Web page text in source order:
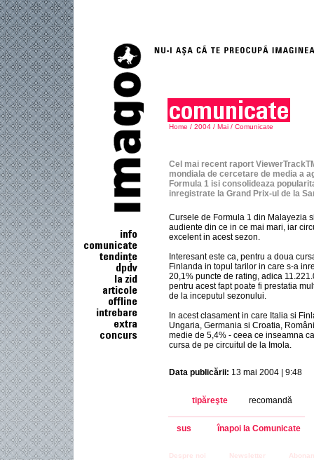
Home / 2004 / Mai / Comunicate
Cel mai recent raport
mondiala de cercetare de media a
Formula 1 isi consolideaza
inregistrate la Grand Prix-ul de la
Cursele de Formula 1 din Malayezia
audiente din ce in ce mai mari, iar
excelent in acest sezon.
Interesant este ca, pentru a doua
Finlanda in topul tarilor in care s-a
20,1% puncte de rating, adica
pentru acest fapt poate fi prestatia
de la inceputul sezonului.
In acest clasament in care Italia si
Ungaria, Germania si Croatia,
medie de 5,4% - ceea ce inseamna
cursa de pe circuitul de la Imola.
Data publicării: 13 mai 2004 | 9:48
tipăreşte recomandă
sus înapoi la Comunicate
Despre noi Newsletter